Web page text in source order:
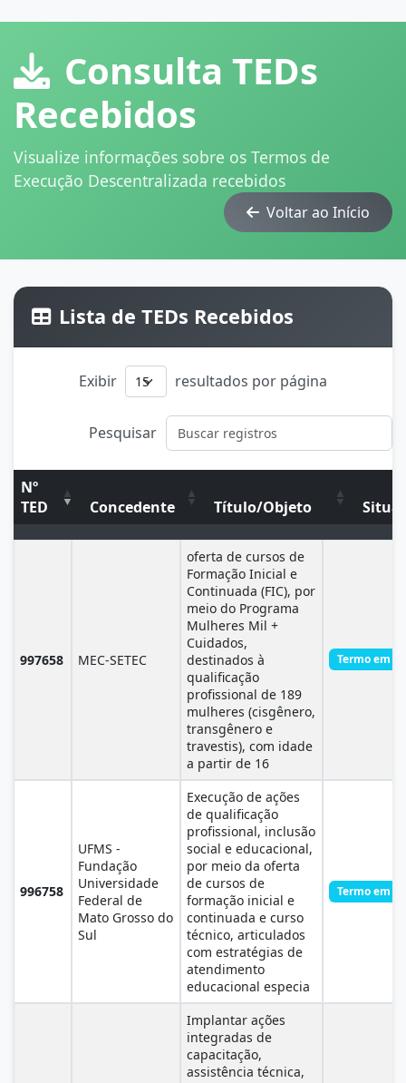
Consulta TEDs
Recebidos
Visualize informações sobre os Termos de
Execução Descentralizada recebidos
Voltar ao Início
Lista de TEDs Recebidos
Exibir resultados por página
Pesquisar
Nº
TED
Concedente Título/Objeto
Nº TED Concedente Título/Objeto
997658 MEC-SETEC
oferta de cursos de
Formação Inicial e
Continuada (FIC), por
meio do Programa
Mulheres Mil +
Cuidados,
destinados à
qualificação
profissional de 189
mulheres (cisgênero,
transgênero e
travestis), com idade
a partir de 16
Termo em
996758
UFMS -
Fundação
Universidade
Federal de
Mato Grosso do
Sul
Execução de ações
de qualificação
profissional, inclusão
social e educacional,
por meio da oferta
de cursos de
formação inicial e
continuada e curso
técnico, articulados
com estratégias de
atendimento
educacional especia
Termo em
Implantar ações
integradas de
capacitação,
assistência técnica,